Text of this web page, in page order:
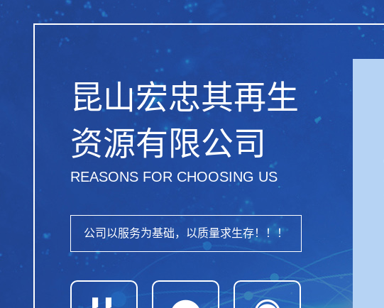
昆山宏忠其再生
资源有限公司
REASONS FOR CHOOSING US
公司以服务为基础，以质量求生存！！！